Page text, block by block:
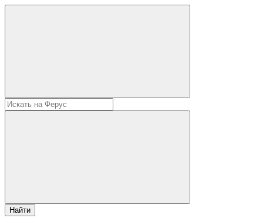
Найти